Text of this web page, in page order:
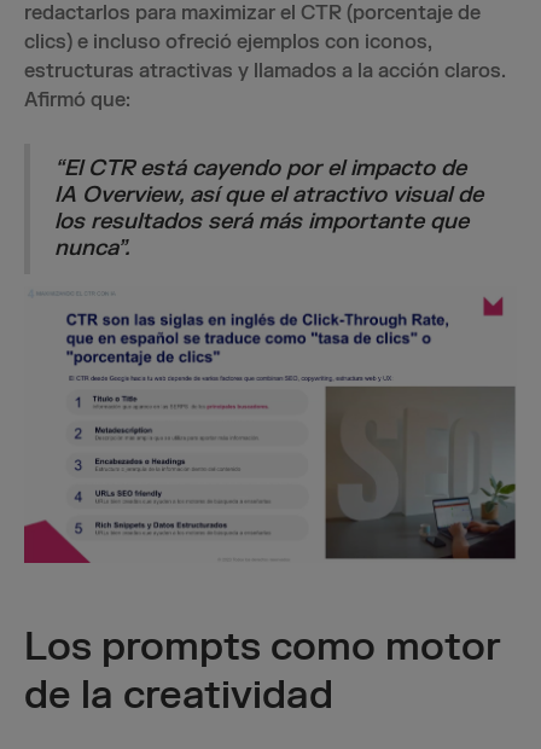
redactarlos para maximizar el CTR (porcentaje de
clics) e incluso ofreció ejemplos con iconos,
estructuras atractivas y llamados a la acción claros.
Afirmó que:
“El CTR está cayendo por el impacto de
IA Overview, así que el atractivo visual de
los resultados será más importante que
nunca”.
Los prompts como motor
de la creatividad